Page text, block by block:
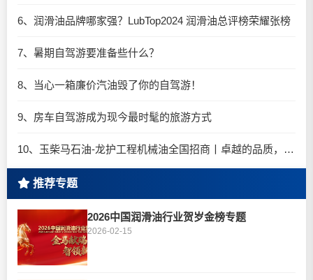
6、润滑油品牌哪家强？LubTop2024 润滑油总评榜荣耀张榜
7、暑期自驾游要准备些什么？
8、当心一箱廉价汽油毁了你的自驾游！
9、房车自驾游成为现今最时髦的旅游方式
10、玉柴马石油-龙护工程机械油全国招商丨卓越的品质，专业的品牌！
推荐专题
2026中国润滑油行业贺岁金榜专题
2026-02-15